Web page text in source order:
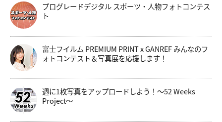
プログレードデジタル スポーツ・人物フォトコンテス
ト
富士フイルム PREMIUM PRINT x GANREF みんなのフ
ォトコンテスト＆写真展を応援します！
週に1枚写真をアップロードしよう！～52 Weeks
Project～